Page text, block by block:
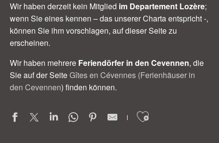
Wir haben derzeit kein Mitglied im Departement Lozère;
wenn Sie eines kennen – das unserer Charta entspricht -,
können Sie ihm vorschlagen, auf dieser Seite zu
erscheinen.
Wir haben mehrere Feriendörfer in den Cevennen, die
Sie auf der SeiteGîtes en Cévennes (Ferienhäuser in
den Cevennen) finden können.
Ajouter